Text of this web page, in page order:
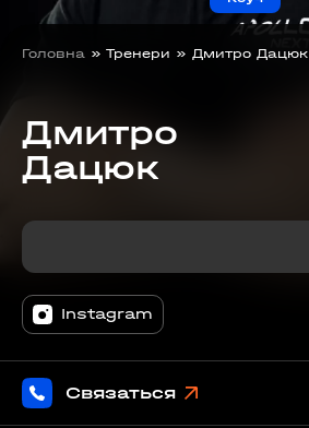
Головна » Тренери » Дмитро Дацюк
Дмитро
Дацюк
Instagram
Связаться